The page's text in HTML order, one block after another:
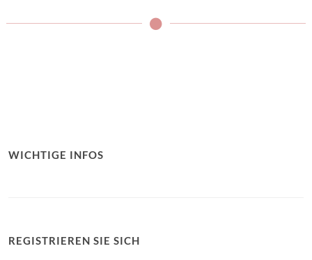
WICHTIGE INFOS
REGISTRIEREN SIE SICH